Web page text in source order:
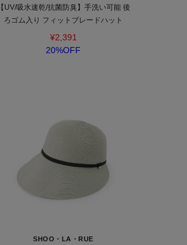
【UV/吸水速乾/抗菌防臭】手洗い可能 後
ろゴム入り フィットブレードハット
¥2,391
20%OFF
SHOO・LA・RUE